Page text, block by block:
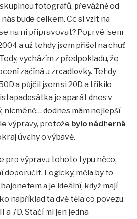
fotografů, převážně od
bude celkem. Co si vzít na
na ni připravovat? Poprvé jsem
a už tehdy jsem přišel na chuť
vycházím z předpokladu, že
začíná u zrcadlovky. Tehdy
a půjčil jsem si 20D a tříkilo
je aparát dnes v
nicméně… dodnes mám nejlepší
výpravy, protože bylo nádherné
úvahy o výbavě.
pro výpravu tohoto typu něco,
doporučit. Logicky, měla by to
a je ideální, když mají
například ta dvě těla co povezu
a 7D. Stačí mi jen jedna